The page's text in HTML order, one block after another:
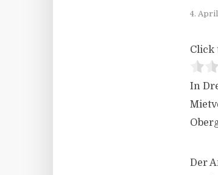
4.
Click
In
Der